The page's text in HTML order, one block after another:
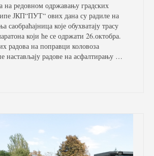
на редовном одржавању градских
ЈКП“ПУТ“ ових дана су радиле на
саобраћајница које обухватају трасу
који ће се одржати 26.октобра.
радова на поправци коловоза
настављају радове на асфалтирању …